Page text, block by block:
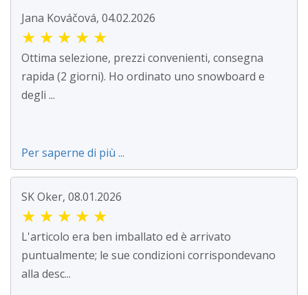
Jana Kováčová, 04.02.2026
★ ★ ★ ★ ★
Ottima selezione, prezzi convenienti, consegna
rapida (2 giorni). Ho ordinato uno snowboard e
degli ...
Per saperne di più ...
SK Oker, 08.01.2026
★ ★ ★ ★ ★
L'articolo era ben imballato ed è arrivato
puntualmente; le sue condizioni corrispondevano
alla desc...